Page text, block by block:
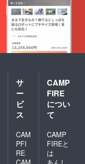
サ
ー
ビ
ス
CAM
PFI
RE
CAMP
FIRE
につい
て
CAMP
FIREと
は